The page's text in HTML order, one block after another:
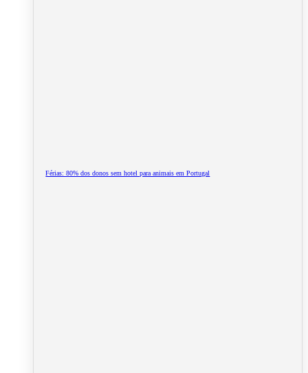
Férias: 80% dos donos sem hotel para animais em Portugal